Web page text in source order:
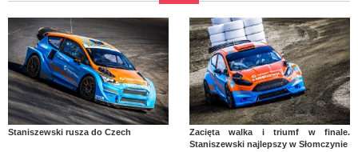
Staniszewski rusza do Czech
Zacięta walka i triumf w finale.
Staniszewski najlepszy w Słomczynie